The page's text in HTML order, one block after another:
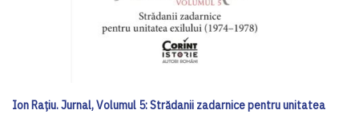
Ion Rațiu. Jurnal, Volumul 5: Strădanii zadarnice pentru unitatea